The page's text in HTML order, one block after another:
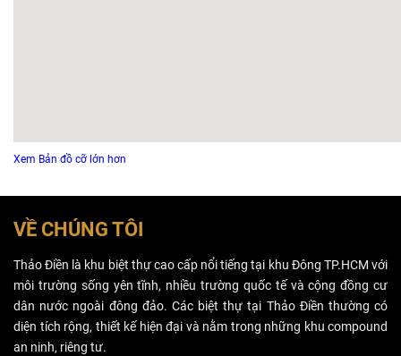
Xem Bản đồ cỡ lớn hơn
VỀ CHÚNG TÔI
Thảo Điền là khu biệt thự cao cấp nổi tiếng tại khu Đông TP.HCM với
môi trường sống yên tĩnh, nhiều trường quốc tế và cộng đồng cư
dân nước ngoài đông đảo. Các biệt thự tại Thảo Điền thường có
diện tích rộng, thiết kế hiện đại và nằm trong những khu compound
an ninh, riêng tư.